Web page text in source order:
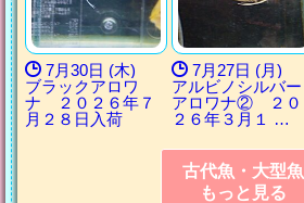
7月30日 (木)
ブラックアロワ
ナ ２０２６年７
月２８日入荷
7月27日 (月)
アルビノシルバー
アロワナ② ２０
２６年３月１ …
古代魚・大型魚
もっと見る